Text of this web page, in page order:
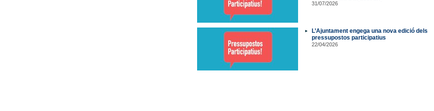
31/07/2026
L’Ajuntament engega una nova edició dels
pressupostos participatius
22/04/2026